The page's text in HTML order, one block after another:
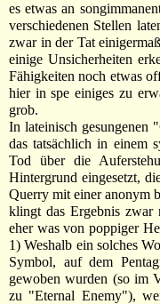
es etwas an
verschiedenen Stellen
zwar in der Tat
einige Unsicherheiten
Fähigkeiten noch etwas
hier in spe einiges zu
grob.
In lateinisch gesungenen
das tatsächlich in einem
Tod über die
Hintergrund eingesetzt,
Querry mit einer anonym
klingt das Ergebnis zwar
eher was von poppiger
1) Weshalb ein solches
Symbol, auf dem
gewoben wurden (so im
zu "Eternal Enemy"),